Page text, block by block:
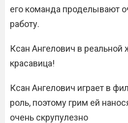
его команда проделывают
работу.
Ксан Ангелович в
красавица!
Ксан Ангелович играет в
роль, поэтому грим ей
очень скрупулезно